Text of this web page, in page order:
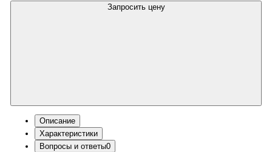
Запросить цену
Описание
Характеристики
Вопросы и ответы0